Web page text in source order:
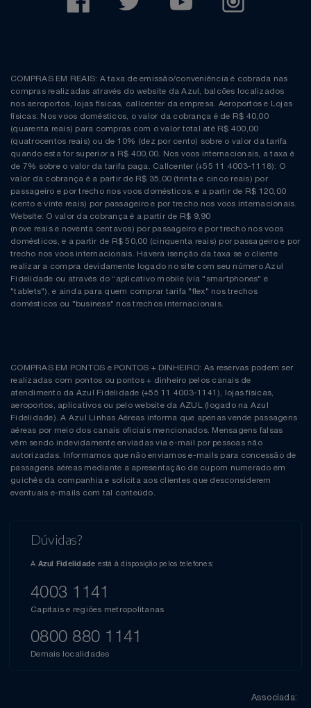
COMPRAS EM REAIS: A taxa de emissão/conveniência é cobrada nas
compras realizadas através do website da Azul, balcões localizados
nos aeroportos, lojas físicas, callcenter da empresa. Aeroportos e Lojas
físicas: Nos voos domésticos, o valor da cobrança é de R$ 40,00
(quarenta reais) para compras com o valor total até R$ 400,00
(quatrocentos reais) ou de 10% (dez por cento) sobre o valor da tarifa
quando esta for superior a R$ 400,00. Nos voos internacionais, a taxa é
de 7% sobre o valor da tarifa paga. Callcenter (+55 11 4003-1118): O
valor da cobrança é a partir de R$ 35,00 (trinta e cinco reais) por
passageiro e por trecho nos voos domésticos, e a partir de R$ 120,00
(cento e vinte reais) por passageiro e por trecho nos voos internacionais.
Website: O valor da cobrança é a partir de R$ 9,90
(nove reais e noventa centavos) por passageiro e por trecho nos voos
domésticos, e a partir de R$ 50,00 (cinquenta reais) por passageiro e por
trecho nos voos internacionais. Haverá isenção da taxa se o cliente
realizar a compra devidamente logado no site com seu número Azul
Fidelidade ou através do “aplicativo mobile (via "smartphones" e
"tablets"), e ainda para quem comprar tarifa "flex" nos trechos
domésticos ou "business" nos trechos internacionais.
COMPRAS EM PONTOS e PONTOS + DINHEIRO: As reservas podem ser
realizadas com pontos ou pontos + dinheiro pelos canais de
atendimento da Azul Fidelidade (+55 11 4003-1141), lojas físicas,
aeroportos, aplicativos ou pelo website da AZUL (logado na Azul
Fidelidade). A Azul Linhas Aéreas informa que apenas vende passagens
aéreas por meio dos canais oficiais mencionados. Mensagens falsas
vêm sendo indevidamente enviadas via e-mail por pessoas não
autorizadas. Informamos que não enviamos e-mails para concessão de
passagens aéreas mediante a apresentação de cupom numerado em
guichês da companhia e solicita aos clientes que desconsiderem
eventuais e-mails com tal conteúdo.
Dúvidas?
A Azul Fidelidade está à disposição pelos telefones:
4003 1141
Capitais e regiões metropolitanas
0800 880 1141
Demais localidades
Associada: